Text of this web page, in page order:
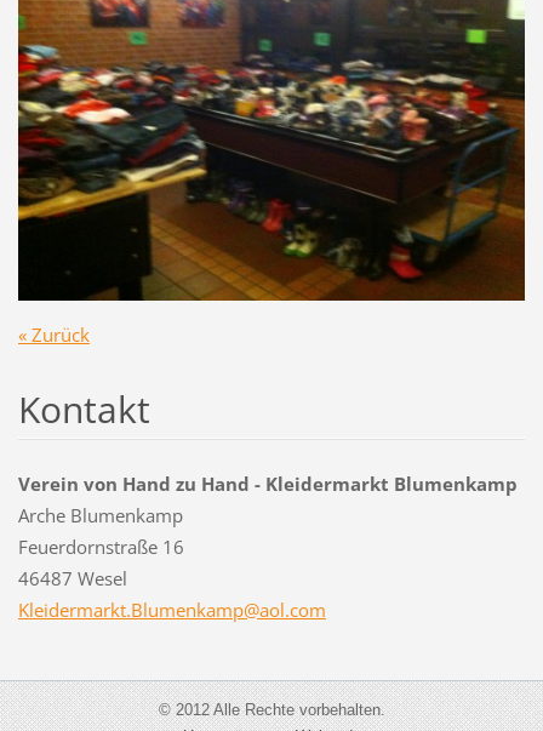
« Zurück
Kontakt
Verein von Hand zu Hand - Kleidermarkt Blumenkamp
Arche Blumenkamp
Feuerdornstraße 16
46487 Wesel
Kleidermarkt.Blumenkamp@aol.com
© 2012 Alle Rechte vorbehalten.